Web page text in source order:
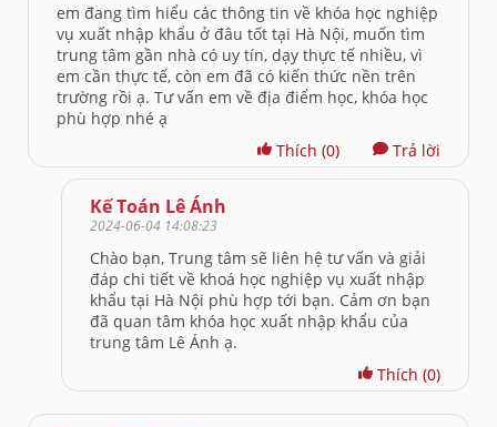
em đang tìm hiểu các thông tin về khóa học nghiệp
vụ xuất nhập khẩu ở đâu tốt tại Hà Nội, muốn tìm
trung tâm gần nhà có uy tín, dạy thực tế nhiều, vì
em cần thực tế, còn em đã có kiến thức nền trên
trường rồi ạ. Tư vấn em về địa điểm học, khóa học
phù hợp nhé ạ
Thích (0) Trả lời
Kế Toán Lê Ánh
2024-06-04 14:08:23
Chào bạn, Trung tâm sẽ liên hệ tư vấn và giải
đáp chi tiết về khoá học nghiệp vụ xuất nhập
khẩu tại Hà Nội phù hợp tới bạn. Cảm ơn bạn
đã quan tâm khóa học xuất nhập khẩu của
trung tâm Lê Ánh ạ.
Thích (0)